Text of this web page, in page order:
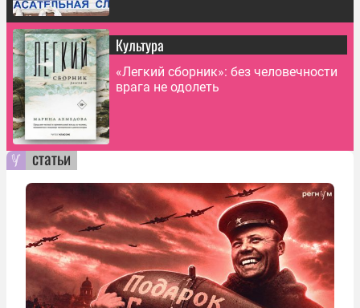
Культура
«Легкий сборник»: без человечности
врага не одолеть
статьи